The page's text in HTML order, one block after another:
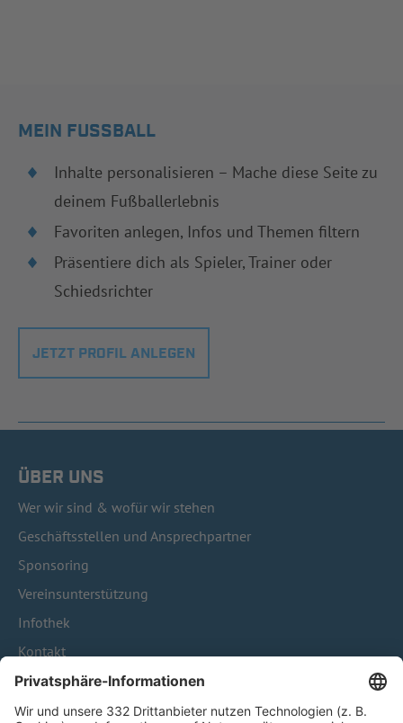
MEIN FUSSBALL
Inhalte personalisieren – Mache diese Seite zu
deinem Fußballerlebnis
Favoriten anlegen, Infos und Themen filtern
Präsentiere dich als Spieler, Trainer oder
Schiedsrichter
JETZT PROFIL ANLEGEN
ÜBER UNS
Wer wir sind & wofür wir stehen
Geschäftsstellen und Ansprechpartner
Sponsoring
Vereinsunterstützung
Infothek
Kontakt
HÄUFIG BESUCHTE SEITEN